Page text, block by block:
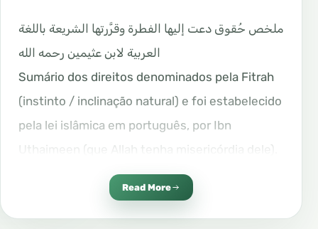
ملخص حُقوق دعت إليها الفطرة وقرَّرتها الشريعة باللغة
العربية لابن عثيمين رحمه الله
Sumário dos direitos denominados pela Fitrah
(instinto / inclinação natural) e foi estabelecido
pela lei islâmica em português, por Ibn
Uthaimeen (que Allah tenha misericórdia dele).
Read More